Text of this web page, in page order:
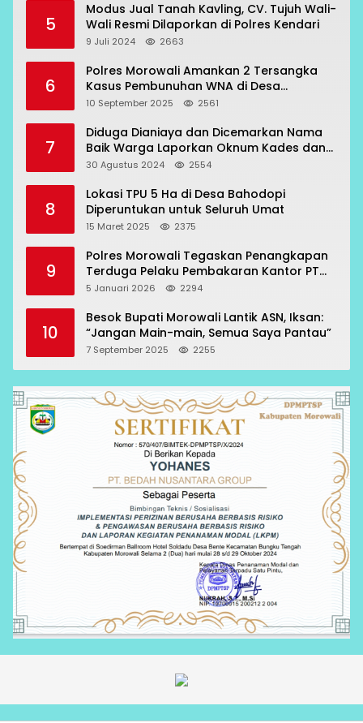
5
Modus Jual Tanah Kavling, CV. Tujuh Wali-
Wali Resmi Dilaporkan di Polres Kendari
9 Juli 2024 2663
6
Polres Morowali Amankan 2 Tersangka
Kasus Pembunuhan WNA di Desa
Topogaro
10 September 2025 2561
7
Diduga Dianiaya dan Dicemarkan Nama
Baik Warga Laporkan Oknum Kades dan
Oknum Polisi
30 Agustus 2024 2554
8
Lokasi TPU 5 Ha di Desa Bahodopi
Diperuntukan untuk Seluruh Umat
15 Maret 2025 2375
9
Polres Morowali Tegaskan Penangkapan
Terduga Pelaku Pembakaran Kantor PT
RCP Sesuai Prosedur
5 Januari 2026 2294
10
Besok Bupati Morowali Lantik ASN, Iksan:
“Jangan Main-main, Semua Saya Pantau”
7 September 2025 2255